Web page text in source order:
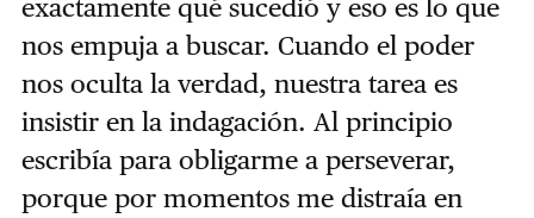
exactamente qué sucedió y eso es lo que
nos empuja a buscar. Cuando el poder
nos oculta la verdad, nuestra tarea es
insistir en la indagación. Al principio
escribía para obligarme a perseverar,
porque por momentos me distraía en